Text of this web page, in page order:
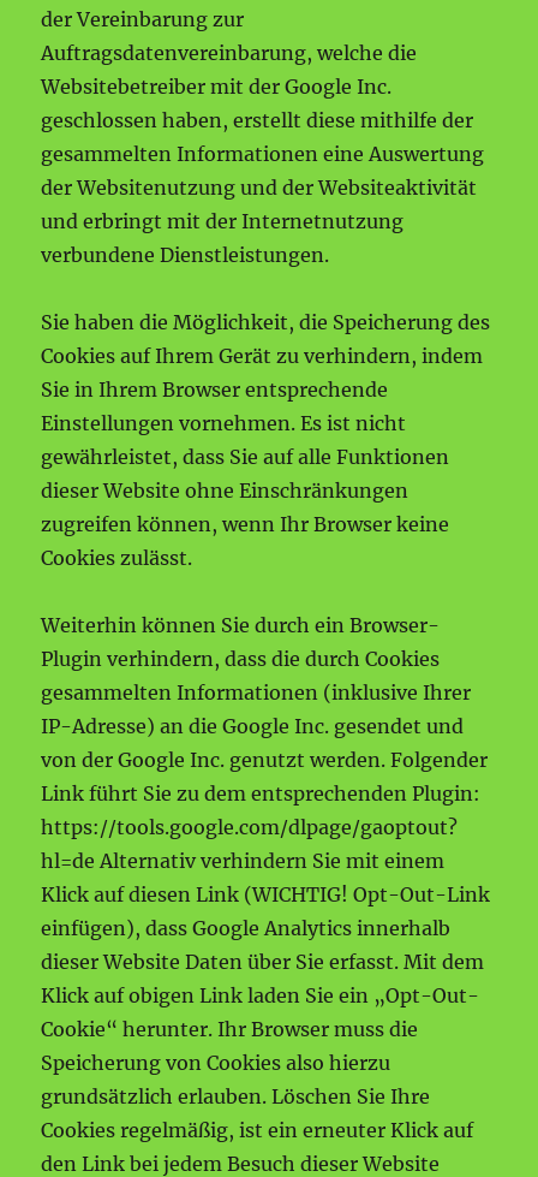
der Vereinbarung zur
Auftragsdatenvereinbarung, welche die
Websitebetreiber mit der Google Inc.
geschlossen haben, erstellt diese mithilfe der
gesammelten Informationen eine Auswertung
der Websitenutzung und der Websiteaktivität
und erbringt mit der Internetnutzung
verbundene Dienstleistungen.
Sie haben die Möglichkeit, die Speicherung des
Cookies auf Ihrem Gerät zu verhindern, indem
Sie in Ihrem Browser entsprechende
Einstellungen vornehmen. Es ist nicht
gewährleistet, dass Sie auf alle Funktionen
dieser Website ohne Einschränkungen
zugreifen können, wenn Ihr Browser keine
Cookies zulässt.
Weiterhin können Sie durch ein Browser-
Plugin verhindern, dass die durch Cookies
gesammelten Informationen (inklusive Ihrer
IP-Adresse) an die Google Inc. gesendet und
von der Google Inc. genutzt werden. Folgender
Link führt Sie zu dem entsprechenden Plugin:
https://tools.google.com/dlpage/gaoptout?
hl=de Alternativ verhindern Sie mit einem
Klick auf diesen Link (WICHTIG! Opt-Out-Link
einfügen), dass Google Analytics innerhalb
dieser Website Daten über Sie erfasst. Mit dem
Klick auf obigen Link laden Sie ein „Opt-Out-
Cookie“ herunter. Ihr Browser muss die
Speicherung von Cookies also hierzu
grundsätzlich erlauben. Löschen Sie Ihre
Cookies regelmäßig, ist ein erneuter Klick auf
den Link bei jedem Besuch dieser Website